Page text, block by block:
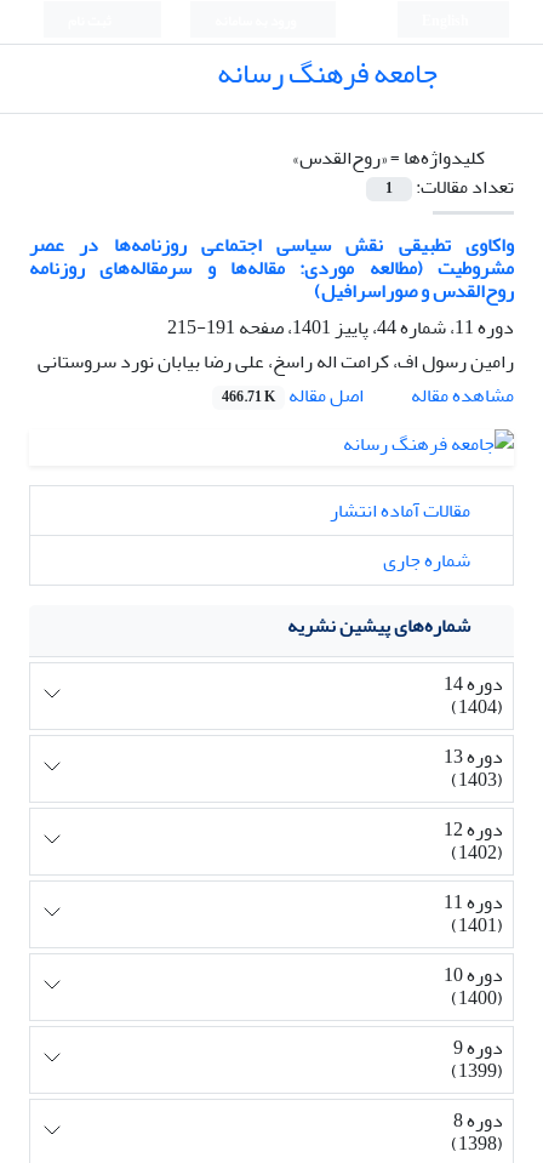
جامعه فرهنگ رسانه
کلیدواژه‌ها =«روح‌القدس»
تعداد مقالات:
1
واکاوی تطبیقی نقش سیاسی اجتماعی روزنامه‌ها در عصر
مشروطیت (مطالعه موردی: مقاله‌ها و سرمقاله‌های روزنامه
روح‌القدس و صوراسرافیل)
دوره 11، شماره 44، پاییز 1401، صفحه
191-215
رامین رسول اف، کرامت اله راسخ، علی رضا بیابان نورد سروستانی
مشاهده مقاله
اصل مقاله 466.71 K
مقالات آماده انتشار
شماره جاری
شماره‌های پیشین نشریه
دوره 14
(1404)
دوره 13
(1403)
دوره 12
(1402)
دوره 11
(1401)
دوره 10
(1400)
دوره 9
(1399)
دوره 8
(1398)